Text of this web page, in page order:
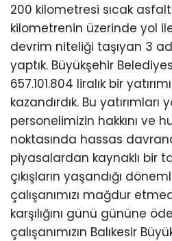
200 kilometresi sıcak
kilometrenin üzerinde yol ile
devrim niteliği taşıyan 3
yaptık. Büyükşehir
657.101.804 liralık bir
kazandırdık. Bu
personelimizin hakkını ve
noktasında hassas
piyasalardan kaynaklı bir
çıkışların yaşandığı
çalışanımızı mağdur
karşılığını günü gününe
çalışanımızın Balıkesir